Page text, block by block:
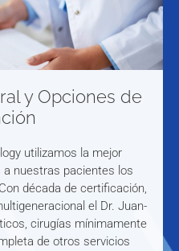
y Opciones de
utilizamos la mejor
nuestras pacientes los
década de certificación,
el Dr. Juan-
cirugías mínimamente
de otros servicios